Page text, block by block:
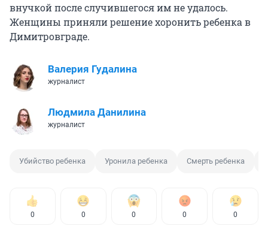
внучкой после случившегося им не удалось.
Женщины приняли решение хоронить ребенка в
Димитровграде.
Валерия Гудалина
журналист
Людмила Данилина
журналист
Убийство ребенка Уронила ребенка Смерть ребенка
0 0 0 0 0